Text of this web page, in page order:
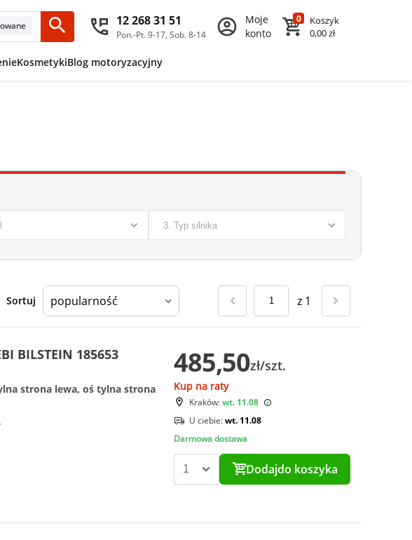
12 268 31 51
Pon.-Pt. 9-17, Sob. 8-14
Moje
konto
0
Koszyk
0,00 zł
KosmetykiBlog motoryzacyjny
Sortuj z 1
BILSTEIN 185653
strona lewa, oś tylna strona
485,50zł/szt.
Kup na raty
Kraków:wt. 11.08
U ciebie:wt. 11.08
Darmowa dostawa
Dodajdo koszyka